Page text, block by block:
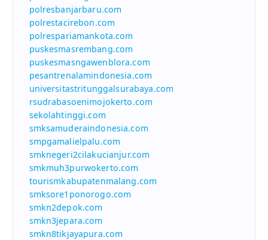
polresbanjarbaru.com
polrestacirebon.com
polrespariamankota.com
puskesmasrembang.com
puskesmasngawenblora.com
pesantrenalamindonesia.com
universitastritunggalsurabaya.com
rsudrabasoenimojokerto.com
sekolahtinggi.com
smksamuderaindonesia.com
smpgamalielpalu.com
smknegeri2cilakucianjur.com
smkmuh3purwokerto.com
tourismkabupatenmalang.com
smksore1ponorogo.com
smkn2depok.com
smkn3jepara.com
smkn8tikjayapura.com